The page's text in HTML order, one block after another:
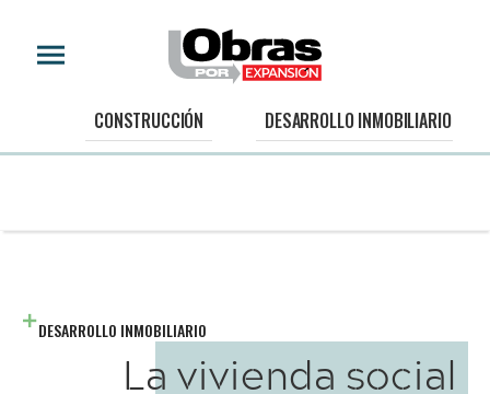
CONSTRUCCIÓN DESARROLLO INMOBILIARIO
DESARROLLO INMOBILIARIO
La vivienda social